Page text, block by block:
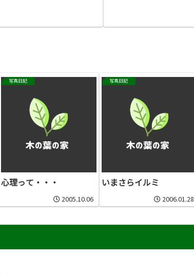
写真日記
心理って・・・
2005.10.06
写真日記
いまさらイルミ
2006.01.28